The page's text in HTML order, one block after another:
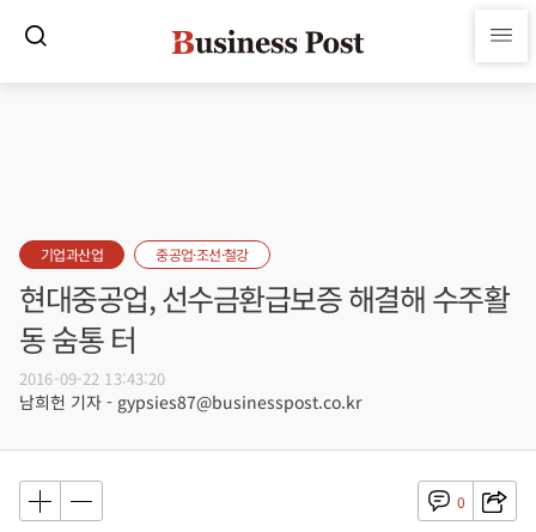
기업과산업 중공업·조선·철강
현대중공업, 선수금환급보증 해결해 수주활
동 숨통 터
2016-09-22 13:43:20
남희헌 기자 - gypsies87@businesspost.co.kr
0